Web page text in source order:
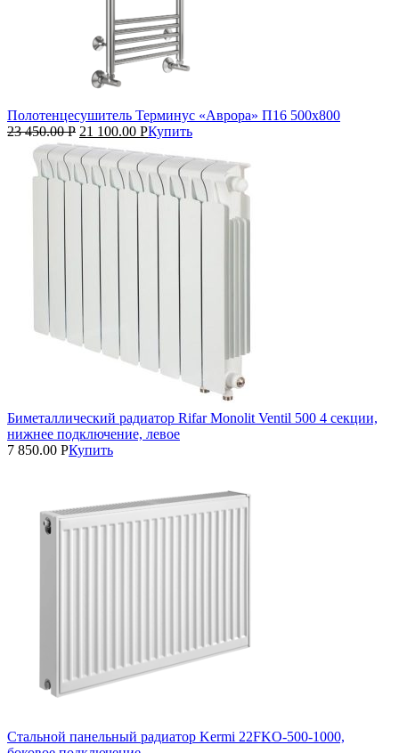
Полотенцесушитель Терминус «Аврора» П16 500х800
23 450.00Р 21 100.00 РКупить
Биметаллический радиатор Rifar Monolit Ventil 500 4 секции,
нижнее подключение, левое
7 850.00 РКупить
Стальной панельный радиатор Kermi 22FKO‑500‑1000,